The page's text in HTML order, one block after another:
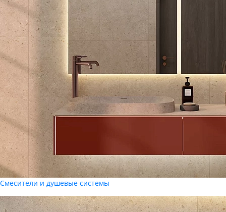
Смесители и душевые системы